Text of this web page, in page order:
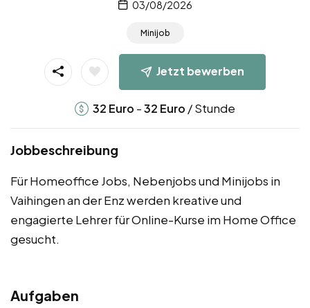
03/08/2026
Minijob
Jetzt bewerben
32 Euro -32 Euro / Stunde
Jobbeschreibung
Für Homeoffice Jobs, Nebenjobs und Minijobs in
Vaihingen an der Enz werden kreative und
engagierte Lehrer für Online-Kurse im Home Office
gesucht.
Aufgaben